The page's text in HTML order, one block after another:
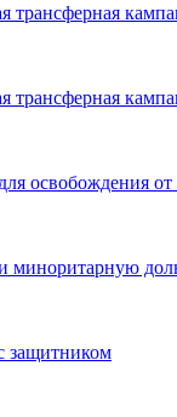
трансферная
трансферная
освобождения от
миноритарную
защитником